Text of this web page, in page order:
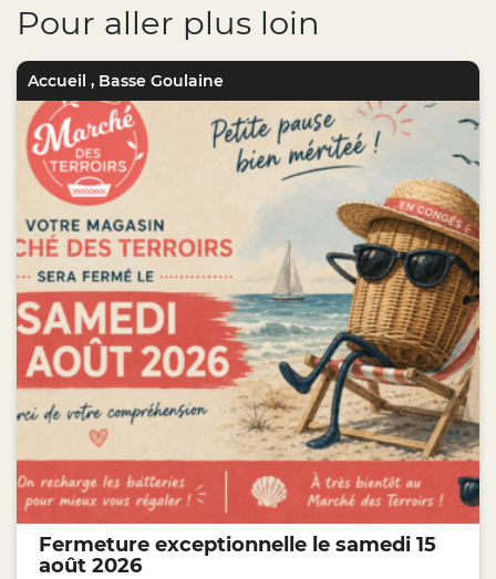
Pour aller plus loin
Accueil , Basse Goulaine
Fermeture exceptionnelle le samedi 15
août 2026